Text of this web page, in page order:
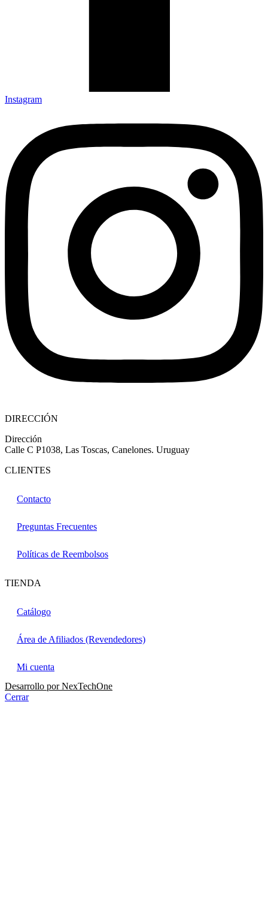
Instagram
DIRECCIÓN
Dirección
Calle C P1038, Las Toscas, Canelones. Uruguay
CLIENTES
Contacto
Preguntas Frecuentes
Políticas de Reembolsos
TIENDA
Catálogo
Área de Afiliados (Revendedores)
Mi cuenta
Desarrollo porNexTechOne
Cerrar